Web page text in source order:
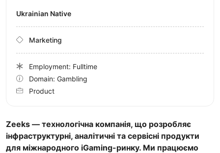
Zeeks — технологічна компанія, що розробляє
інфраструктурні, аналітичні та сервісні продукти
для міжнародного iGaming-ринку. Ми працюємо
Ukrainian Native
Marketing
Employment: Fulltime
Domain: Gambling
Product